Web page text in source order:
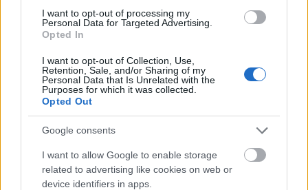
I want to opt-out of processing my
Personal Data for Targeted Advertising.
Opted In
I want to opt-out of Collection, Use,
Retention, Sale, and/or Sharing of my
Personal Data that Is Unrelated with the
Purposes for which it was collected.
Opted Out
Google consents
I want to allow Google to enable storage
related to advertising like cookies on web or
device identifiers in apps.
gondolkoztam ezen a mondaton, annál
inkább kezdtem rájönni, hogy ez mennyire
korlátaink tartanak minket egy dobozban.
Szerettem volna szemléltetni ezt, illetve azt
is, hogy mennyire szabad világban élünk”-
fejtette ki a polihisztor, aki hozzátette: „Túl
rövid ez az élet ahhoz, hogy olyan dolgokra
fecséreljük az időnket, amiket valójában
nem akarunk csinálni.